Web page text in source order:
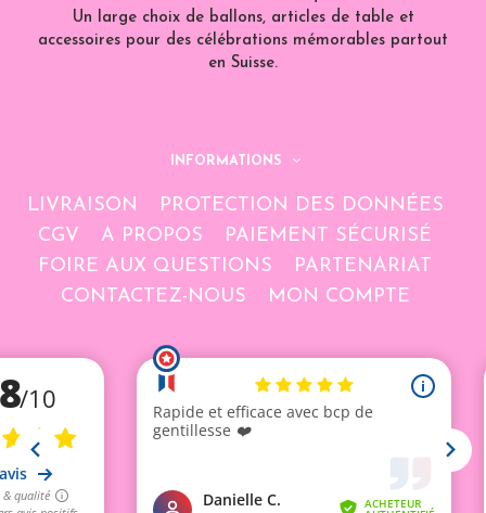
Un large choix de ballons, articles de table et
accessoires pour des célébrations mémorables partout
en Suisse.
INFORMATIONS
LIVRAISON
PROTECTION DES DONNÉES
CGV
A PROPOS
PAIEMENT SÉCURISÉ
FOIRE AUX QUESTIONS
PARTENARIAT
CONTACTEZ-NOUS
MON COMPTE